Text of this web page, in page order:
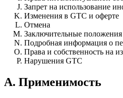
Запрет на использование
Изменения в GTC и оферте
Отмена
Заключительные положения
Подробная информация о
Права и собственность на
Нарушения GTC
A. Применимость